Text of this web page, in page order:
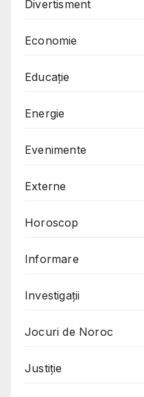
Divertisment
Economie
Educație
Energie
Evenimente
Externe
Horoscop
Informare
Investigații
Jocuri de Noroc
Justiție